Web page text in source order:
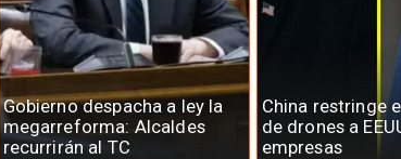
Gobierno despacha a ley la
megarreforma: Alcaldes
recurrirán al TC
China restringe
de drones a
empresas